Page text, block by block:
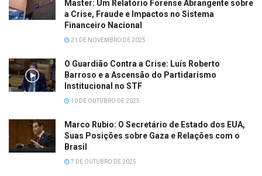
Master: Um Relatório Forense Abrangente sobre
a Crise, Fraude e Impactos no Sistema
Financeiro Nacional
21 DE NOVEMBRO DE 2025
O Guardião Contra a Crise: Luís Roberto
Barroso e a Ascensão do Partidarismo
Institucional no STF
10 DE OUTUBRO DE 2025
Marco Rubio: O Secretário de Estado dos EUA,
Suas Posições sobre Gaza e Relações com o
Brasil
7 DE OUTUBRO DE 2025